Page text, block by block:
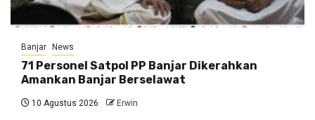
Banjar News
71 Personel Satpol PP Banjar Dikerahkan
Amankan Banjar Berselawat
10 Agustus 2026 Erwin